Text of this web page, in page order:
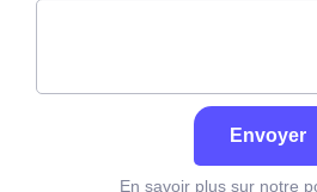
Envoyer
En savoir plus sur notre